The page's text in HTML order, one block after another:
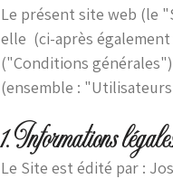
Le présent site web (le
elle (ci-après
("Conditions
(ensemble :
1. Informations
Le Site est édité par :